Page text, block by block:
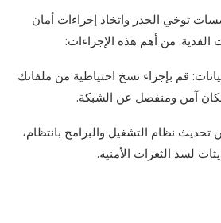
توخي الحذر واتخاذ إجراءات أمان
الفدية. من أهم هذه الإجراءات:
قم بإجراء نسخ احتياطية من ملفاتك
آمن ومنفصل عن الشبكة.
تحديث نظام التشغيل والبرامج بانتظام،
لسد الثغرات الأمنية.